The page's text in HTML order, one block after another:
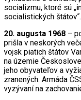
socializmu, ktoré sú
socialistických štátov“.
20. augusta 1968 –
prišla v neskorých
vojsk piatich štátov
na územie
jeho obyvateľov a
zranených. Armáda
vyzývaní na